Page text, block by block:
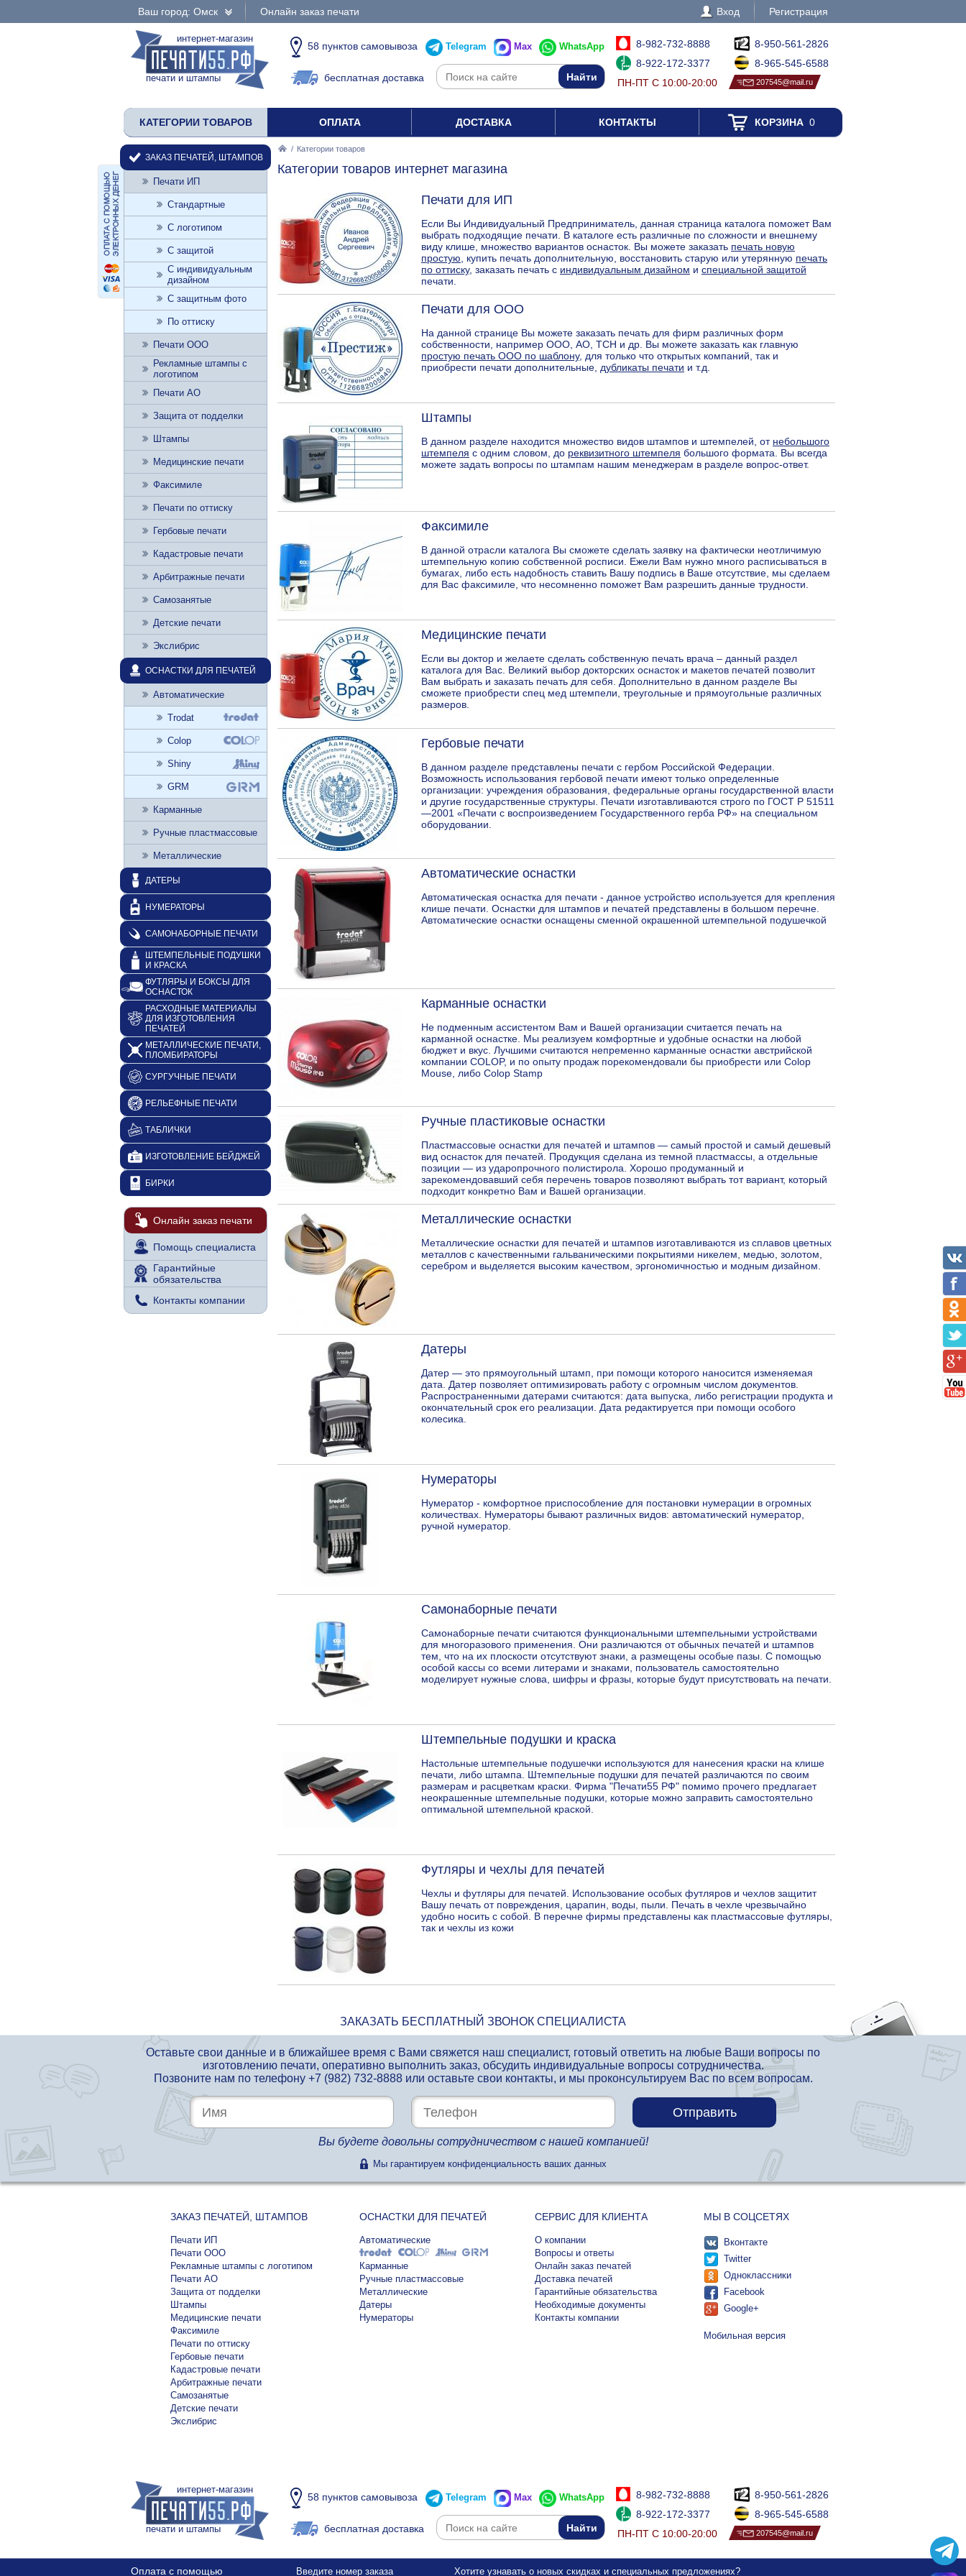
Ваш город: Омск Онлайн заказ печати Вход Регистрация
интернет-магазин
печати и штампы
58 пунктов самовывоза
бесплатная доставка
Telegram Max WhatsApp
8-982-732-8888
8-922-172-3377
ПН-ПТ С 10:00-20:00
8-950-561-2826
8-965-545-6588
207545@mail.ru
КАТЕГОРИИ ТОВАРОВ ОПЛАТА ДОСТАВКА КОНТАКТЫ КОРЗИНА0
/ Категории товаров
Категории товаров интернет магазина
Печати для ИП
Если Вы Индивидуальный Предприниматель, данная страница каталога поможет Вам
выбрать подходящие печати. В каталоге есть различные по сложности и внешнему
виду клише, множество вариантов оснасток. Вы можете заказать печать новую
простую , купить печать дополнительную, восстановить старую или утерянную печать
по оттиску, заказать печать с индивидуальным дизайном и специальной защитой
печати.
Печати для ООО
На данной странице Вы можете заказать печать для фирм различных форм
собственности, например ООО, АО, ТСН и др. Вы можете заказать как главную
простую печать ООО по шаблону, для только что открытых компаний, так и
приобрести печати дополнительные, дубликаты печати и т.д.
Штампы
В данном разделе находится множество видов штампов и штемпелей, от небольшого
штемпеля с одним словом, до реквизитного штемпеля большого формата. Вы всегда
можете задать вопросы по штампам нашим менеджерам в разделе вопрос-ответ.
Факсимиле
В данной отрасли каталога Вы сможете сделать заявку на фактически неотличимую
штемпельную копию собственной росписи. Ежели Вам нужно много расписываться в
бумагах, либо есть надобность ставить Вашу подпись в Ваше отсутствие, мы сделаем
для Вас факсимиле, что несомненно поможет Вам разрешить данные трудности.
Медицинские печати
Если вы доктор и желаете сделать собственную печать врача – данный раздел
каталога для Вас. Великий выбор докторских оснасток и макетов печатей позволит
Вам выбрать и заказать печать для себя. Дополнительно в данном разделе Вы
сможете приобрести спец мед штемпели, треугольные и прямоугольные различных
размеров.
Гербовые печати
В данном разделе представлены печати с гербом Российской Федерации.
Возможность использования гербовой печати имеют только определенные
организации: учреждения образования, федеральные органы государственной власти
и другие государственные структуры. Печати изготавливаются строго по ГОСТ Р 51511
—2001 «Печати с воспроизведением Государственного герба РФ» на специальном
оборудовании.
Автоматические оснастки
Автоматическая оснастка для печати - данное устройство используется для крепления
клише печати. Оснастки для штампов и печатей представлены в большом перечне.
Автоматические оснастки оснащены сменной окрашенной штемпельной подушечкой
Карманные оснастки
Не подменным ассистентом Вам и Вашей организации считается печать на
карманной оснастке. Мы реализуем комфортные и удобные оснастки на любой
бюджет и вкус. Лучшими считаются непременно карманные оснастки австрийской
компании COLOP, и по опыту продаж порекомендовали бы приобрести или Colop
Mouse, либо Colop Stamp
Ручные пластиковые оснастки
Пластмассовые оснастки для печатей и штампов — самый простой и самый дешевый
вид оснасток для печатей. Продукция сделана из темной пластмассы, а отдельные
позиции — из ударопрочного полистирола. Хорошо продуманный и
зарекомендовавший себя перечень товаров позволяют выбрать тот вариант, который
подходит конкретно Вам и Вашей организации.
Металлические оснастки
Металлические оснастки для печатей и штампов изготавливаются из сплавов цветных
металлов с качественными гальваническими покрытиями никелем, медью, золотом,
серебром и выделяется высоким качеством, эргономичностью и модным дизайном.
Датеры
Дaтер — это прямоугольный штамп, при помощи которого наносится изменяемая
дата. Дaтер позволяет оптимизировать работу с огромным числом документов.
Распространенными датерами считаются: дата выпуска, либо регистрации продукта и
окончательный срок его реализации. Дата редактируется при помощи особого
колесика.
Нумераторы
Нумератор - комфортное приспособление для постановки нумерации в огромных
количествах. Нумераторы бывают различных видов: автоматический нумератор,
ручной нумератор.
Самонаборные печати
Самонаборные печати считаются функциональными штемпельными устройствами
для многоразового применения. Они различаются от обычных печатей и штампов
тем, что на их плоскости отсутствуют знаки, а размещены особые пазы. С помощью
особой кассы со всеми литерами и знаками, пользователь самостоятельно
моделирует нужные слова, шифры и фразы, которые будут присутствовать на печати.
Штемпельные подушки и краска
Настольные штемпельные подушечки используются для нанесения краски на клише
печати, либо штампа. Штемпельные подушки для печатей различаются по своим
размерам и расцветкам краски. Фирма "Печати55 РФ" помимо прочего предлагает
неокрашенные штемпельные подушки, которые можно заправить самостоятельно
оптимальной штемпельной краской.
Футляры и чехлы для печатей
Чехлы и футляры для печатей. Использование особых футляров и чехлов защитит
Вашу печать от повреждения, царапин, воды, пыли. Печать в чехле чрезвычайно
удобно носить с собой. В перечне фирмы представлены как пластмассовые футляры,
так и чехлы из кожи
ЗАКАЗ ПЕЧАТЕЙ, ШТАМПОВ
Печати ИП
Стандартные
С логотипом
С защитой
С индивидуальным
дизайном
С защитным фото
По оттиску
Печати ООО
Рекламные штампы с
логотипом
Печати АО
Защита от подделки
Штампы
Медицинские печати
Факсимиле
Печати по оттиску
Гербовые печати
Кадастровые печати
Арбитражные печати
Самозанятые
Детские печати
Экслибрис
ОСНАСТКИ ДЛЯ ПЕЧАТЕЙ
Автоматические
Trodat
Colop
Shiny
GRM
Карманные
Ручные пластмассовые
Металлические
ДАТЕРЫ
НУМЕРАТОРЫ
САМОНАБОРНЫЕ ПЕЧАТИ
ШТЕМПЕЛЬНЫЕ ПОДУШКИ
И КРАСКА
ФУТЛЯРЫ И БОКСЫ ДЛЯ
ОСНАСТОК
РАСХОДНЫЕ МАТЕРИАЛЫ
ДЛЯ ИЗГОТОВЛЕНИЯ
ПЕЧАТЕЙ
МЕТАЛЛИЧЕСКИЕ ПЕЧАТИ,
ПЛОМБИРАТОРЫ
СУРГУЧНЫЕ ПЕЧАТИ
РЕЛЬЕФНЫЕ ПЕЧАТИ
ТАБЛИЧКИ
ИЗГОТОВЛЕНИЕ БЕЙДЖЕЙ
БИРКИ
Онлайн заказ печати
Помощь специалиста
Гарантийные
обязательства
Контакты компании
ЗАКАЗАТЬ БЕСПЛАТНЫЙ ЗВОНОК СПЕЦИАЛИСТА
Оставьте свои данные и в ближайшее время с Вами свяжется наш специалист, готовый ответить на любые Ваши вопросы по
изготовлению печати, оперативно выполнить заказ, обсудить индивидуальные вопросы сотрудничества.
Позвоните нам по телефону +7 (982) 732-8888или оставьте свои контакты, и мы проконсультируем Вас по всем вопросам.
Вы будете довольны сотрудничеством с нашей компанией!
Мы гарантируем конфиденциальность ваших данных
ЗАКАЗ ПЕЧАТЕЙ, ШТАМПОВ
Печати ИП
Печати ООО
Рекламные штампы с логотипом
Печати АО
Защита от подделки
Штампы
Медицинские печати
Факсимиле
Печати по оттиску
Гербовые печати
Кадастровые печати
Арбитражные печати
Самозанятые
Детские печати
Экслибрис
ОСНАСТКИ ДЛЯ ПЕЧАТЕЙ
Автоматические
Карманные
Ручные пластмассовые
Металлические
Датеры
Нумераторы
СЕРВИС ДЛЯ КЛИЕНТА
О компании
Вопросы и ответы
Онлайн заказ печатей
Доставка печатей
Гарантийные обязательства
Необходимые документы
Контакты компании
МЫ В СОЦСЕТЯХ
Вконтакте
Twitter
Одноклассники
Facebook
Google+
Мобильная версия
интернет-магазин
печати и штампы
58 пунктов самовывоза
бесплатная доставка
Telegram Max WhatsApp
8-982-732-8888
8-922-172-3377
ПН-ПТ С 10:00-20:00
8-950-561-2826
8-965-545-6588
207545@mail.ru
Оплата с помощью
Введите номер заказа Хотите узнавать о новых скидках и специальных предложениях?